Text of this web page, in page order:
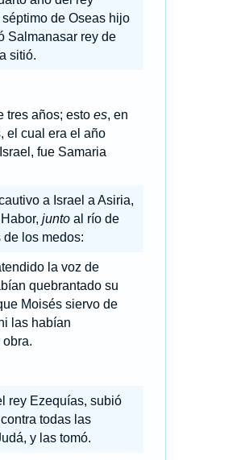
de Oseas hijo
Salmanasar rey de
sitió.
tres años; esto es, en
el cual era el año
fue Samaria
a Israel a Asiria,
juntoal río de
los medos:
la voz de
quebrantado su
Moisés siervo de
las habían
rey Ezequías, subió
todas las
y las tomó.